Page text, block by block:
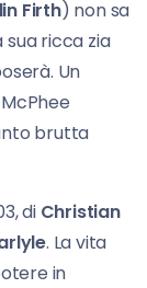
Firth) non sa
ricca zia
Un
brutta
di Christian
. La vita
in